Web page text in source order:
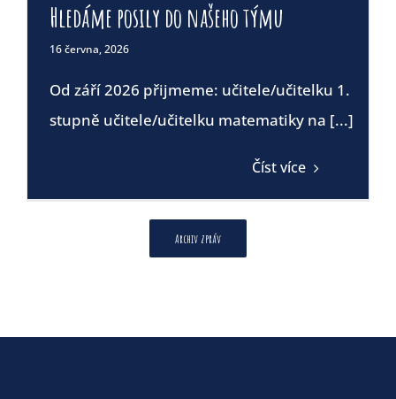
Hledáme posily do našeho týmu
16 června, 2026
Od září 2026 přijmeme: učitele/učitelku 1.
stupně učitele/učitelku matematiky na [...]
Číst více
Archiv zpráv